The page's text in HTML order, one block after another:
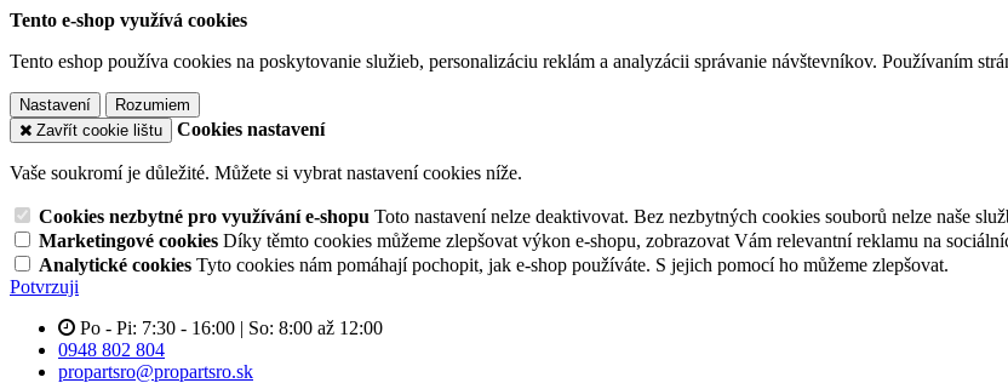
Tento e-shop využívá cookies
Tento eshop používa cookies na poskytovanie služieb, personalizáciu reklám a analyzácii správanie návštevníkov. Používaním
Nastavení
Rozumiem
Zavřít cookie lištu
Cookies nastavení
Vaše soukromí je důležité. Můžete si vybrat nastavení cookies níže.
Cookies nezbytné pro využívání e-shopu Toto nastavení nelze deaktivovat. Bez nezbytných cookies souborů nelze naše
Marketingové cookies Díky těmto cookies můžeme zlepšovat výkon e-shopu, zobrazovat Vám relevantní reklamu na
Analytické cookies Tyto cookies nám pomáhají pochopit, jak e-shop používáte. S jejich pomocí ho můžeme zlepšovat.
Potvrzuji
Po - Pi: 7:30 - 16:00 | So: 8:00 až 12:00
0948 802 804
propartsro@propartsro.sk